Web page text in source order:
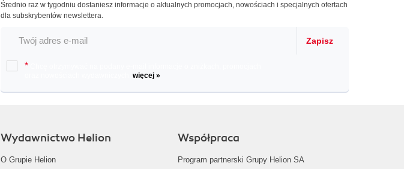
Średnio raz w tygodniu dostaniesz informacje o aktualnych promocjach, nowościach i specjalnych ofertach
dla subskrybentów newslettera.
Zapisz
*
więcej »
Wydawnictwo Helion
O Grupie Helion
Współpraca
Program partnerski Grupy Helion SA